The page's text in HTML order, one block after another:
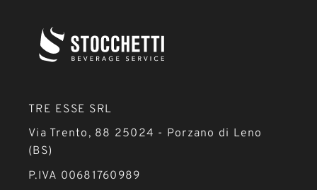
TRE ESSE SRL
Via Trento, 88 25024 - Porzano di Leno
(BS)
P.IVA 00681760989